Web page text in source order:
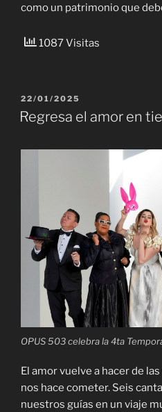
como un patrimonio que
1087 Visitas
PUBLICADO
EL
22/01/2025
Regresa el amor en
OPUS 503 celebra la 4ta
El amor vuelve a hacer de
nos hace cometer. Seis
nuestros guías en un viaje